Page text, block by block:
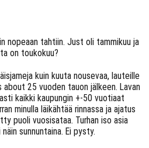
nopeaan tahtiin. Just oli tammikuu ja
on toukokuu?
kuin kuuta nousevaa, lauteille
25 vuoden tauon jälkeen. Lavan
kaikki kaupungin +-50 vuotiaat
minulla läikähtää rinnassa ja ajatus
puoli vuosisataa. Turhan iso asia
sunnuntaina. Ei pysty.